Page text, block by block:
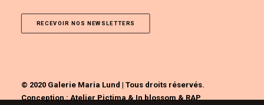
RECEVOIR NOS NEWSLETTERS
© 2020 Galerie Maria Lund | Tous droits réservés.
Conception :Atelier Pictima&In blossom&RAP